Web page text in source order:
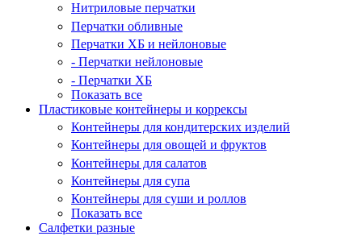
Нитриловые перчатки
Перчатки обливные
Перчатки ХБ и нейлоновые
- Перчатки нейлоновые
- Перчатки ХБ
Показать все
Пластиковые контейнеры и коррексы
Контейнеры для кондитерских изделий
Контейнеры для овощей и фруктов
Контейнеры для салатов
Контейнеры для супа
Контейнеры для суши и роллов
Показать все
Салфетки разные